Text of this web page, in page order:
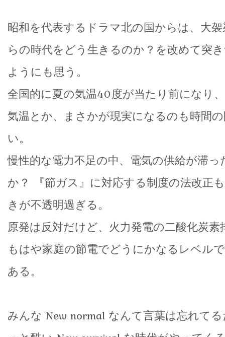
昭和を代表するドラマ北の国からは、大
らの時代をどう生きるのか？を改めて突
ようにも思う。
全国的に夏の気温40度が当たり前になり
気温とか、まさかが現実になるのも時間
い。
慢性的な電力不足の中、電気の供給が滞
か？ 『節ガス』に対応する制度の法改正
きが不透明過ぎる。
原発は反対だけど、火力発電の二酸化炭素
もはや家庭の節電でどうにかなるレベル
ある。
みんな New normal なんて言葉は忘れて